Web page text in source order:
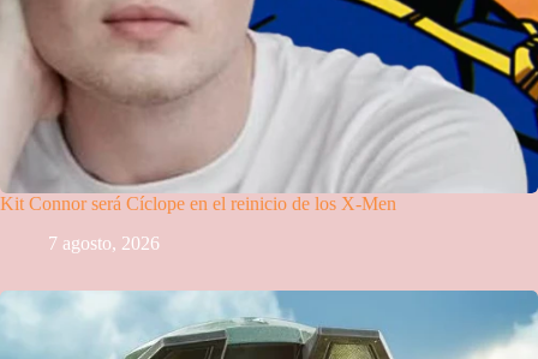
Kit Connor será Cíclope en el reinicio de los X-Men
7 agosto, 2026